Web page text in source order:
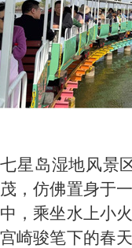
星岛湿地风景
，仿佛置身于
， 乘坐水上小
崎骏笔下的春